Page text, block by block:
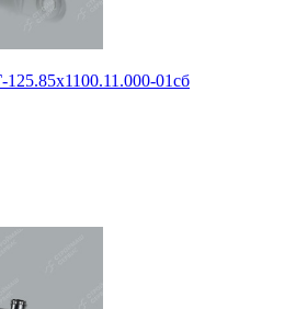
01сб